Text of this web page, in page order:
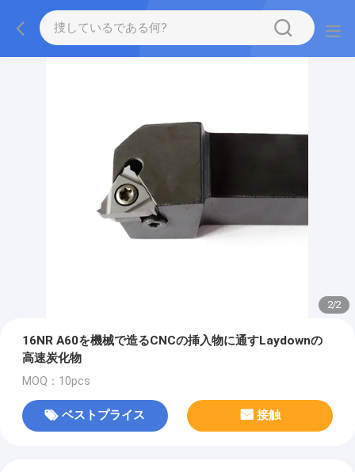
2/2
16NR A60を機械で造るCNCの挿入物に通すLaydownの
高速炭化物
MOQ：10pcs
ベストプライス 接触